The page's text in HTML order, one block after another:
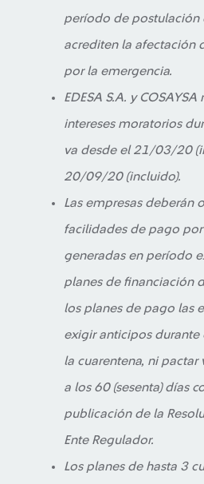
período de postulación
acrediten la afectación
por la emergencia.
EDESA S.A. y
intereses moratorios
va desde el 21/03/20
20/09/20 (incluido).
Las empresas deberán
facilidades de pago por
generadas en período
planes de financiación
los planes de pago las
exigir anticipos
la cuarentena, ni
a los 60 (sesenta) días
publicación de la
Ente Regulador.
Los planes de hasta 3